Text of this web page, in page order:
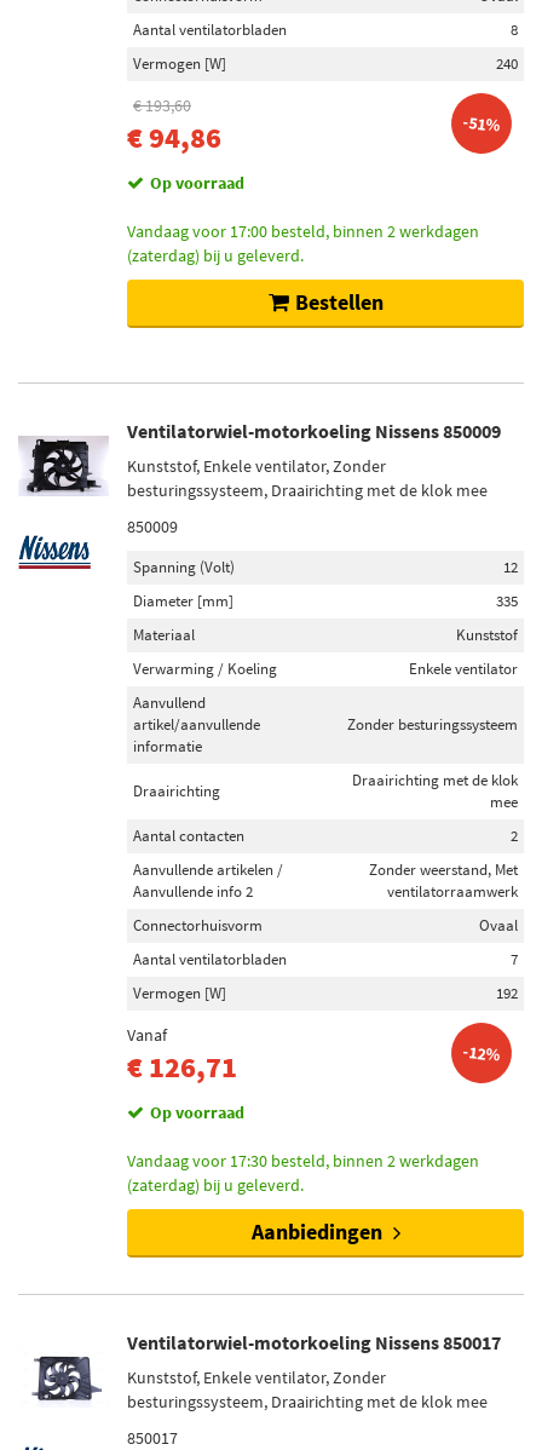
Aantal ventilatorbladen
8
Vermogen [W]
240
€ 193,60
€ 94,86 -51%
Op voorraad
Vandaag voor 17:00 besteld, binnen 2 werkdagen
(zaterdag) bij u geleverd.
Bestellen
Ventilatorwiel-motorkoeling Nissens 850009
Kunststof, Enkele ventilator, Zonder
besturingssysteem, Draairichting met de klok mee
850009
Spanning (Volt)
12
Diameter [mm]
335
Materiaal
Kunststof
Verwarming / Koeling
Enkele ventilator
Aanvullend
artikel/aanvullende
informatie
Zonder besturingssysteem
Draairichting
Draairichting met de klok
mee
Aantal contacten
2
Aanvullende artikelen /
Aanvullende info 2
Zonder weerstand, Met
ventilatorraamwerk
Connectorhuisvorm
Ovaal
Aantal ventilatorbladen
7
Vermogen [W]
192
Vanaf
€ 126,71 -12%
Op voorraad
Vandaag voor 17:30 besteld, binnen 2 werkdagen
(zaterdag) bij u geleverd.
Aanbiedingen
Ventilatorwiel-motorkoeling Nissens 850017
Kunststof, Enkele ventilator, Zonder
besturingssysteem, Draairichting met de klok mee
850017